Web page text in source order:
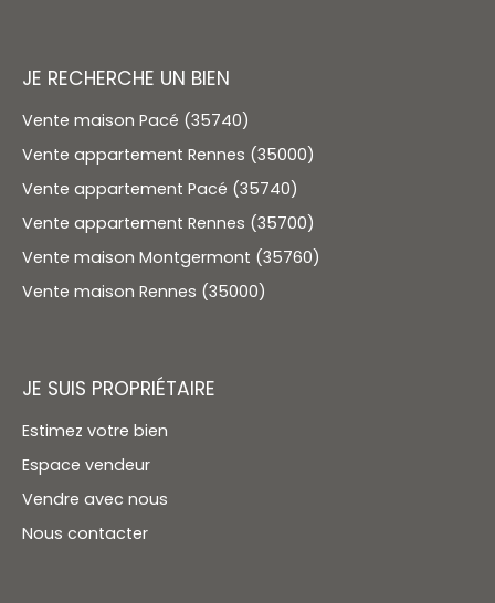
JE RECHERCHE UN BIEN
Vente maison Pacé (35740)
Vente appartement Rennes (35000)
Vente appartement Pacé (35740)
Vente appartement Rennes (35700)
Vente maison Montgermont (35760)
Vente maison Rennes (35000)
JE SUIS PROPRIÉTAIRE
Estimez votre bien
Espace vendeur
Vendre avec nous
Nous contacter